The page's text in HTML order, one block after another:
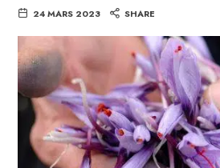
24 MARS 2023 SHARE